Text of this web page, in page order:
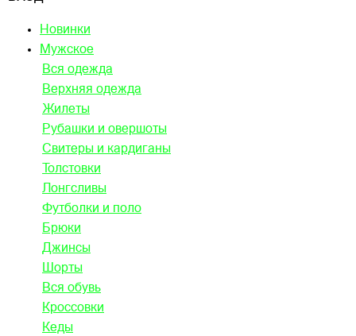
Новинки
Мужское
Вся одежда
Верхняя одежда
Жилеты
Рубашки и овершоты
Свитеры и кардиганы
Толстовки
Лонгсливы
Футболки и поло
Брюки
Джинсы
Шорты
Вся обувь
Кроссовки
Кеды